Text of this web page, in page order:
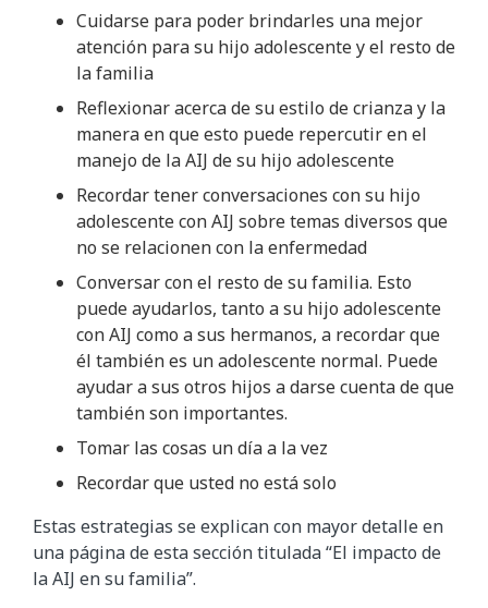
Cuidarse para poder brindarles una mejor
atención para su hijo adolescente y el resto de
la familia
Reflexionar acerca de su estilo de crianza y la
manera en que esto puede repercutir en el
manejo de la AIJ de su hijo adolescente
Recordar tener conversaciones con su hijo
adolescente con AIJ sobre temas diversos que
no se relacionen con la enfermedad
Conversar con el resto de su familia. Esto
puede ayudarlos, tanto a su hijo adolescente
con AIJ como a sus hermanos, a recordar que
él también es un adolescente normal. Puede
ayudar a sus otros hijos a darse cuenta de que
también son importantes.
Tomar las cosas un día a la vez
Recordar que usted no está solo
Estas estrategias se explican con mayor detalle en
una página de esta sección titulada “El impacto de
la AIJ en su familia”.